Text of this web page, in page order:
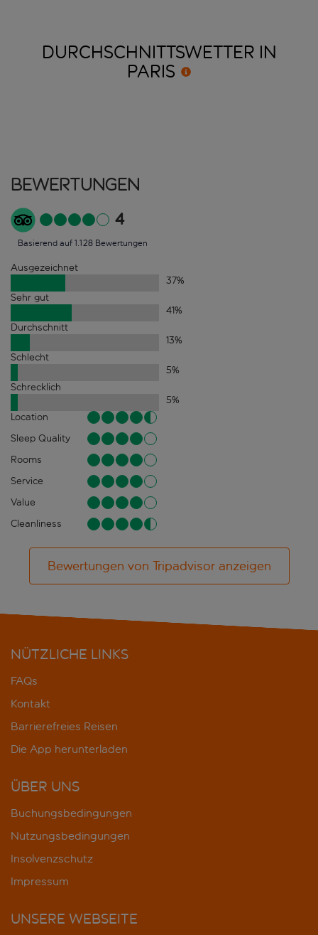
DURCHSCHNITTSWETTER IN
PARIS
Bewertungen
4
Basierend auf 1.128 Bewertungen
Ausgezeichnet
37%
Sehr gut
41%
Durchschnitt
13%
Schlecht
5%
Schrecklich
5%
Location
Sleep Quality
Rooms
Service
Value
Cleanliness
Bewertungen von Tripadvisor anzeigen
NÜTZLICHE LINKS
FAQs
Kontakt
Barrierefreies Reisen
Die App herunterladen
ÜBER UNS
Buchungsbedingungen
Nutzungsbedingungen
Insolvenzschutz
Impressum
UNSERE WEBSEITE